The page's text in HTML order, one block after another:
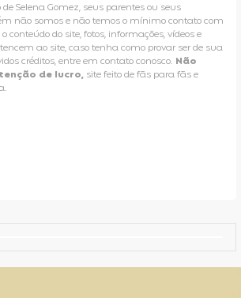
Selena Gomez, seus parentes ou seus
não somos e não temos o mínimo contato com
conteúdo do site, fotos, informações, vídeos e
ao site, caso tenha como provar ser de sua
créditos, entre em contato conosco. Não
de lucro, site feito de fãs para fãs e